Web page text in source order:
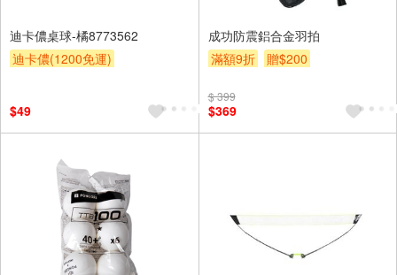
迪卡儂桌球-橘8773562
迪卡儂(1200免運)
$49
成功防震鋁合金羽拍
滿額9折
贈$200
$ 399
$369